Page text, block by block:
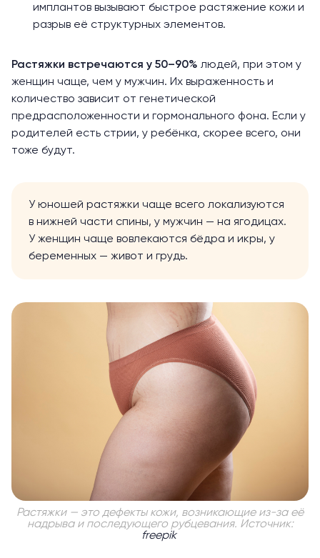
имплантов вызывают быстрое растяжение кожи и
разрыв её структурных элементов.
Растяжки встречаются у 50–90% людей, при этом у
женщин чаще, чем у мужчин. Их выраженность и
количество зависит от генетической
предрасположенности и гормонального фона. Если у
родителей есть стрии, у ребёнка, скорее всего, они
тоже будут.
У юношей растяжки чаще всего локализуются
в нижней части спины, у мужчин — на ягодицах.
У женщин чаще вовлекаются бёдра и икры, у
беременных — живот и грудь.
Растяжки — это дефекты кожи, возникающие из-за её
надрыва и последующего рубцевания. Источник:
freepik